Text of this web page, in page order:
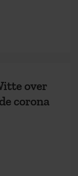
over
corona